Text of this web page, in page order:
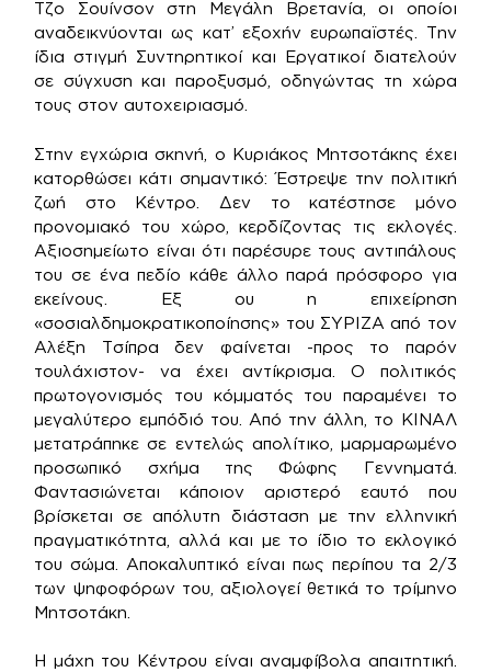
Τζο Σουίνσον στη Μεγάλη Βρετανία, οι οποίοι
αναδεικνύονται ως κατ’ εξοχήν ευρωπαϊστές. Την
ίδια στιγμή Συντηρητικοί και Εργατικοί διατελούν
σε σύγχυση και παροξυσμό, οδηγώντας τη χώρα
τους στον αυτοχειριασμό.
Στην εγχώρια σκηνή, ο Κυριάκος Μητσοτάκης έχει
κατορθώσει κάτι σημαντικό: Έστρεψε την πολιτική
ζωή στο Κέντρο. Δεν το κατέστησε μόνο
προνομιακό του χώρο, κερδίζοντας τις εκλογές.
Αξιοσημείωτο είναι ότι παρέσυρε τους αντιπάλους
του σε ένα πεδίο κάθε άλλο παρά πρόσφορο για
εκείνους. Εξ ου η επιχείρηση
«σοσιαλδημοκρατικοποίησης» του ΣΥΡΙΖΑ από τον
Αλέξη Τσίπρα δεν φαίνεται -προς το παρόν
τουλάχιστον- να έχει αντίκρισμα. Ο πολιτικός
πρωτογονισμός του κόμματός του παραμένει το
μεγαλύτερο εμπόδιό του. Από την άλλη, το ΚΙΝΑΛ
μετατράπηκε σε εντελώς απολίτικο, μαρμαρωμένο
προσωπικό σχήμα της Φώφης Γεννηματά.
Φαντασιώνεται κάποιον αριστερό εαυτό που
βρίσκεται σε απόλυτη διάσταση με την ελληνική
πραγματικότητα, αλλά και με το ίδιο το εκλογικό
του σώμα. Αποκαλυπτικό είναι πως περίπου τα 2/3
των ψηφοφόρων του, αξιολογεί θετικά το τρίμηνο
Μητσοτάκη.
Η μάχη του Κέντρου είναι αναμφίβολα απαιτητική.